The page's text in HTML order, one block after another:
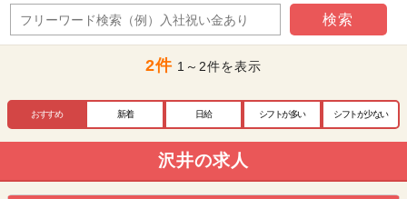
検索
2件 1～2件を表示
おすすめ 新着 日給 シフトが多い シフトが少ない
沢井の求人